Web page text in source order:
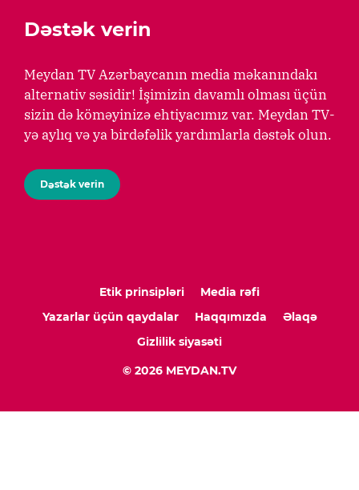
Dəstək verin
Meydan TV Azərbaycanın media məkanındakı
alternativ səsidir! İşimizin davamlı olması üçün
sizin də köməyinizə ehtiyacımız var. Meydan TV-
yə aylıq və ya birdəfəlik yardımlarla dəstək olun.
Dəstək verin
Etik prinsipləri
Media rəfi
Yazarlar üçün qaydalar
Haqqımızda
Əlaqə
Gizlilik siyasəti
© 2026 MEYDAN.TV